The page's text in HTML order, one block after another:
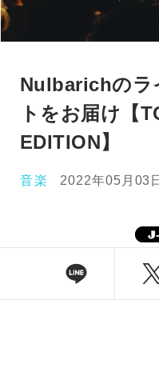
Nulbarichのラ
トをお届け【
EDITION】
音楽 2022年05月03